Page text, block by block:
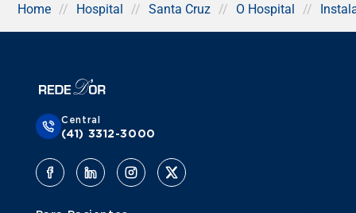
Home // Hospital // Santa Cruz // O Hospital //
Central
(41) 3312-3000